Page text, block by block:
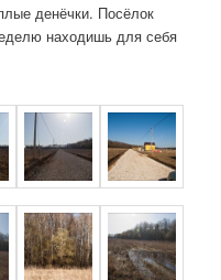
денёчки. Посёлок
находишь для себя